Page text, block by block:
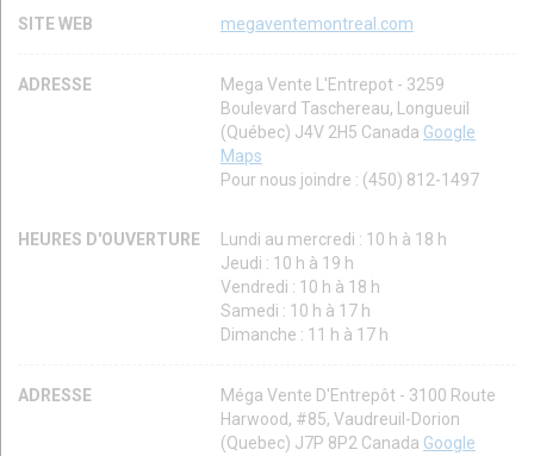
SITE WEB megaventemontreal.com
ADRESSE
Mega Vente L'Entrepot - 3259
Boulevard Taschereau, Longueuil
(Québec) J4V 2H5 Canada Google
Maps
Pour nous joindre : (450) 812-1497
HEURES D'OUVERTURE
Lundi au mercredi : 10 h à 18 h
Jeudi : 10 h à 19 h
Vendredi : 10 h à 18 h
Samedi : 10 h à 17 h
Dimanche : 11 h à 17 h
ADRESSE
Méga Vente D'Entrepôt - 3100 Route
Harwood, #85, Vaudreuil-Dorion
(Quebec) J7P 8P2 Canada Google